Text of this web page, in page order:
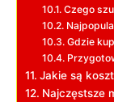
Czego
Gdzie
Jakie są
Najczęstsze